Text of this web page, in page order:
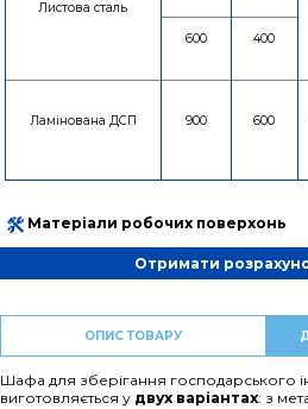
Листова сталь
600 400
Ламінована ДСП 900 600
Матеріали робочих поверхонь
Отримати
ОПИС ТОВАРУ
Шафа для зберігання господарського
виготовляється у двух варіантах: з